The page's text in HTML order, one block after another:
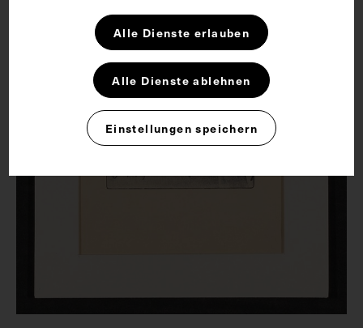
Alle Dienste erlauben
Alle Dienste ablehnen
Einstellungen speichern